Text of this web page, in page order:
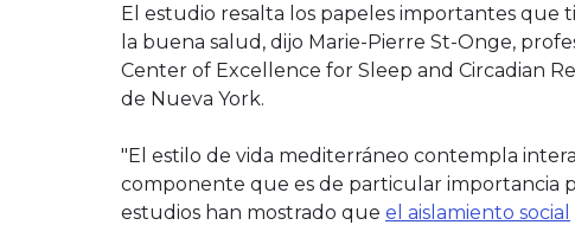
El estudio resalta los papeles importantes que
la buena salud, dijo Marie-Pierre St-Onge,
Center of Excellence for Sleep and Circadian
de Nueva York.
"El estilo de vida mediterráneo contempla
componente que es de particular importancia
estudios han mostrado que el aislamiento social